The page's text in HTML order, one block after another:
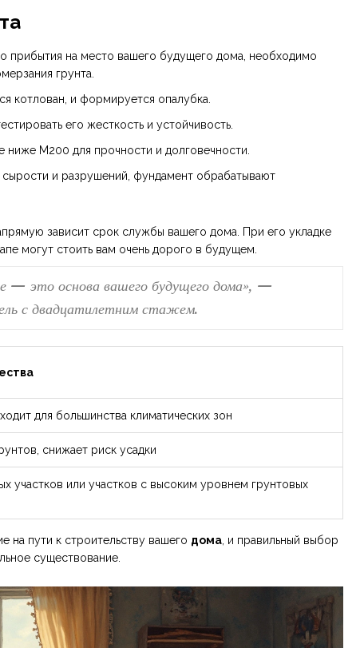
прибытия на место вашего будущего дома, необходимо
грунта.
котлован, и формируется опалубка.
его жесткость и устойчивость.
ниже M200 для прочности и долговечности.
и разрушений, фундамент обрабатывают
зависит срок службы вашего дома. При его укладке
могут стоить вам очень дорого в будущем.
— это основа вашего будущего дома», —
с двадцатилетним стажем.
для большинства климатических зон
снижает риск усадки
участков или участков с высоким уровнем грунтовых
на пути к строительству вашего дома , и правильный выбор
существование.